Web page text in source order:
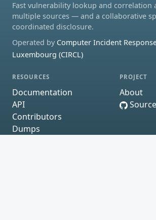
Fast vulnerability lookup and correlation
multiple sources — and a collaborative
coordinated disclosure.
Operated by Computer Incident
Luxembourg (CIRCL)
RESOURCES
Documentation
API
Contributors
Dumps
PROJECT
About